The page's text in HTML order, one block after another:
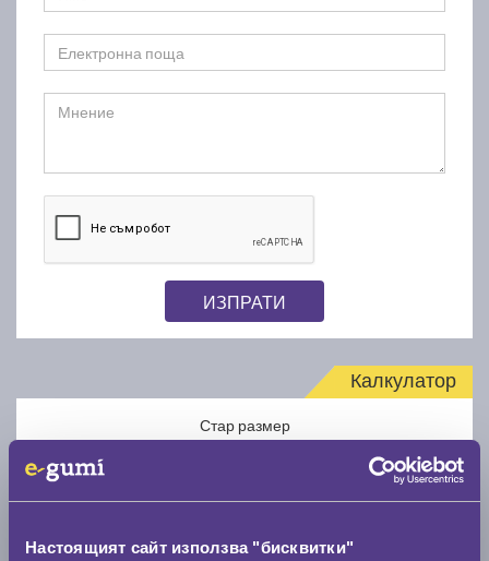
Настоящият сайт използва "бисквитки"
ИЗПРАТИ
Калкулатор
Стар размер